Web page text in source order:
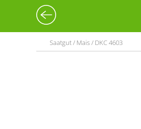
Saatgut / Mais / DKC 4603